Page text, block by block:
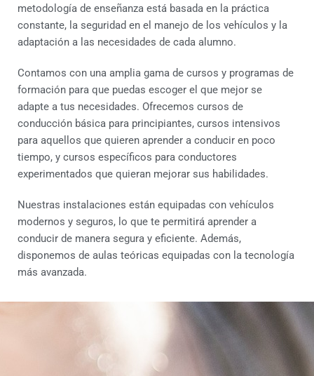
metodología de enseñanza está basada en la práctica
constante, la seguridad en el manejo de los vehículos y la
adaptación a las necesidades de cada alumno.
Contamos con una amplia gama de cursos y programas de
formación para que puedas escoger el que mejor se
adapte a tus necesidades. Ofrecemos cursos de
conducción básica para principiantes, cursos intensivos
para aquellos que quieren aprender a conducir en poco
tiempo, y cursos específicos para conductores
experimentados que quieran mejorar sus habilidades.
Nuestras instalaciones están equipadas con vehículos
modernos y seguros, lo que te permitirá aprender a
conducir de manera segura y eficiente. Además,
disponemos de aulas teóricas equipadas con la tecnología
más avanzada.